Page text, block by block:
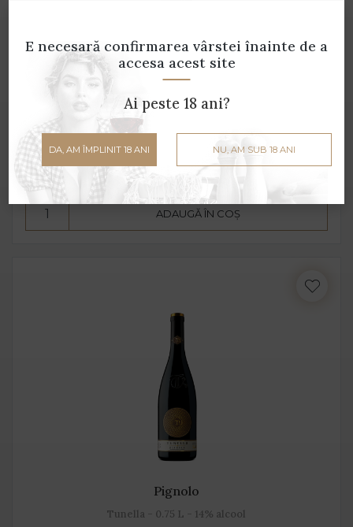
Arcione
Tunella - 0.75 L - 14% alcool
149 lei
ADAUGĂ ÎN COȘ
Pignolo
Tunella - 0.75 L - 14% alcool
E necesară confirmarea vârstei înainte de a
accesa acest site
Ai peste 18 ani?
DA, AM ÎMPLINIT 18 ANI NU, AM SUB 18 ANI